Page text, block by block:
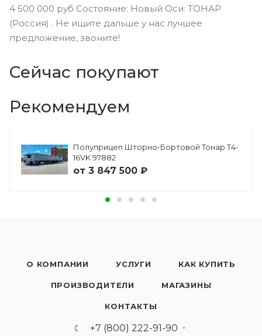
4 500 000 руб Состояние: Новый Оси: ТОНАР
(Россия) . Не ищите дальше у нас лучшее
предложение, звоните!
Сейчас покупают
Рекомендуем
Полуприцеп Шторно-Бортовой Тонар Т4-
16VK 97882
от 3 847 500 ₽
О КОМПАНИИ УСЛУГИ КАК КУПИТЬ
ПРОИЗВОДИТЕЛИ МАГАЗИНЫ
КОНТАКТЫ
+7 (800) 222-91-90